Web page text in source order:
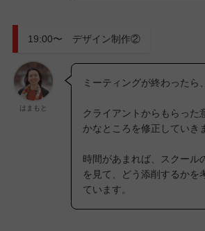
19:00〜 デザイン制作②
はまもと
ミーティングが終わったら
クライアントからもらった
かなところを修正していき
時間があまれば、スクール
を見て、どう添削するかを
ています。